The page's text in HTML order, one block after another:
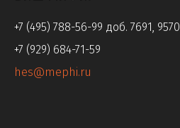
+7 (495) 788-56-99 доб. 7691, 9570
+7 (929) 684-71-59
hes@mephi.ru